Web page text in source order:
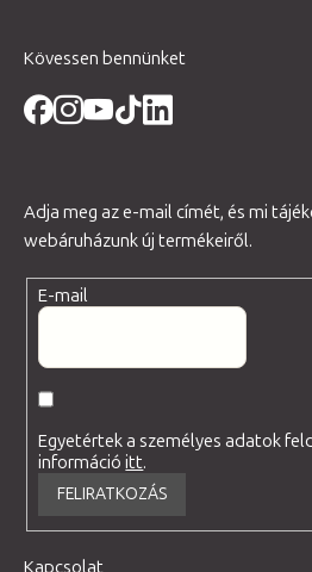
Kövessen bennünket
Adja meg az e-mail címét, és mi
webáruházunk új termékeiről.
E-mail
Egyetértek a személyes adatok
információitt.
FELIRATKOZÁS
Kapcsolat